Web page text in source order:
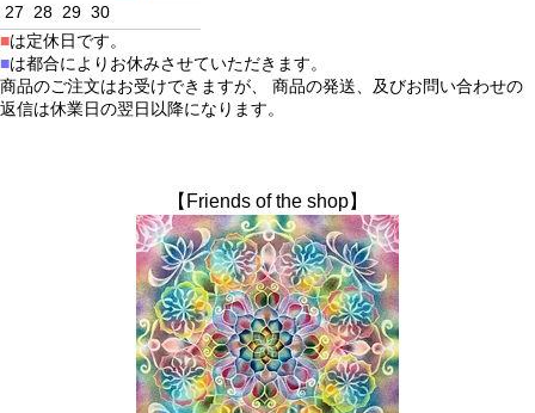
27
28 29 30
■は定休日です。
■は都合によりお休みさせていただきます。
商品のご注文はお受けできますが、 商品の発送、及びお問い合わせの
返信は休業日の翌日以降になります。
【Friends of the shop】